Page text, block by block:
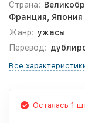
Страна:
Франция, Япония
Жанр: ужасы
Перевод:
Все
Осталась 1